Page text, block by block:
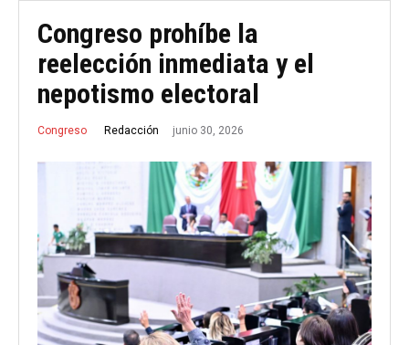
Congreso prohíbe la
reelección inmediata y el
nepotismo electoral
Congreso Redacción junio 30, 2026